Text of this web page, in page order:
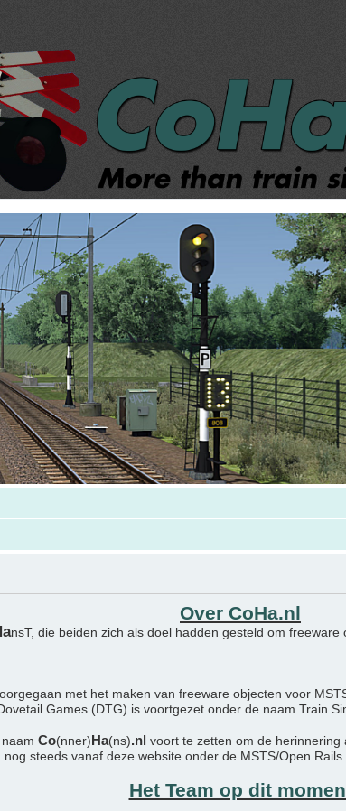
Over CoHa.nl
nsT, die beiden zich als doel hadden gesteld om
met het maken van freeware objecten voor
Games (DTG) is voortgezet onder de naam Train
Co(nner)Ha(ns).nl voort te zetten om de
steeds vanaf deze website onder de MSTS/Open Rails
Het Team op dit